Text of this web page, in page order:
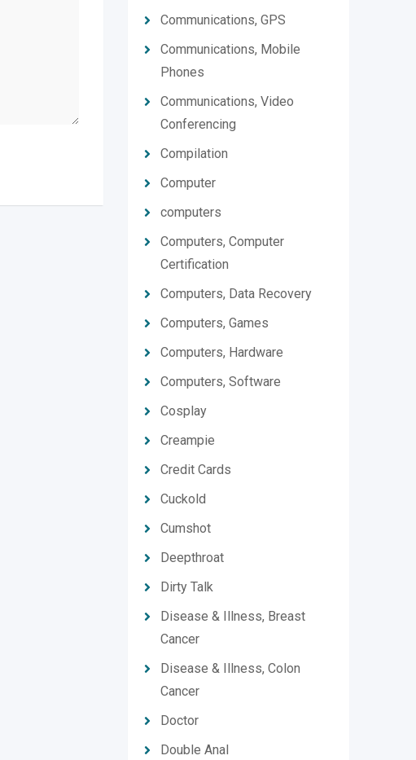
Communications, GPS
Communications, Mobile
Phones
Communications, Video
Conferencing
Compilation
Computer
computers
Computers, Computer
Certification
Computers, Data Recovery
Computers, Games
Computers, Hardware
Computers, Software
Cosplay
Creampie
Credit Cards
Cuckold
Cumshot
Deepthroat
Dirty Talk
Disease & Illness, Breast
Cancer
Disease & Illness, Colon
Cancer
Doctor
Double Anal